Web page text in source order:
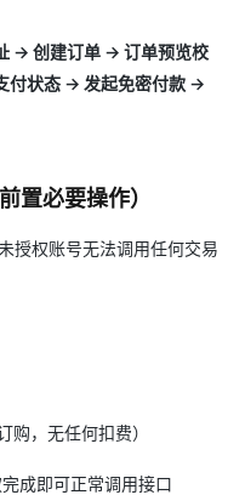
→ 创建订单 → 订单预览校
付状态 → 发起免密付款 →
置必要操作）
授权账号无法调用任何交易
购，无任何扣费）
成即可正常调用接口